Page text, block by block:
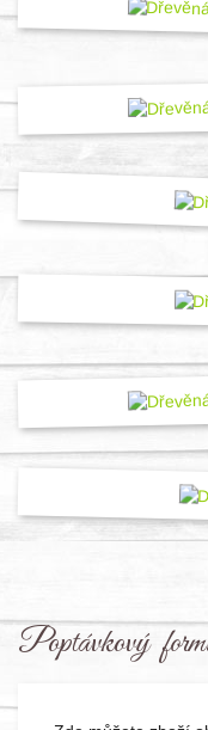
Poptávkový